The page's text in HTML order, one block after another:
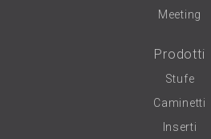
Meeting
Prodotti
Stufe
Caminetti
Inserti